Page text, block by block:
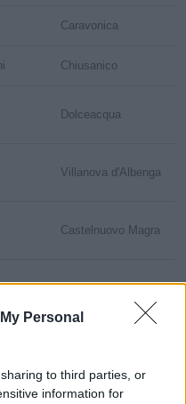
Personal
to third parties, or
information for
Caravonica
Chiusanico
Dolceacqua
Villanova d'Albenga
Castelnuovo Magra
Cividate Camuno